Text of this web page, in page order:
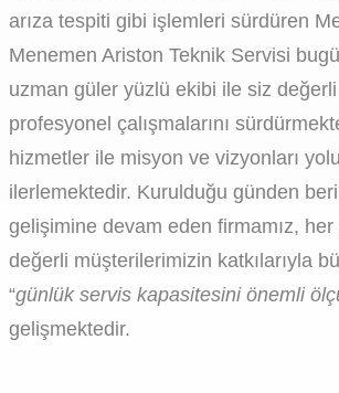
arıza tespiti gibi işlemleri sürdüren
Menemen Ariston Teknik Servisi
uzman güler yüzlü ekibi ile siz
profesyonel çalışmalarını
hizmetler ile misyon ve vizyonları
ilerlemektedir. Kurulduğu günden
gelişimine devam eden firmamız,
değerli müşterilerimizin katkılarıyla
“günlük servis kapasitesini önemli
gelişmektedir.